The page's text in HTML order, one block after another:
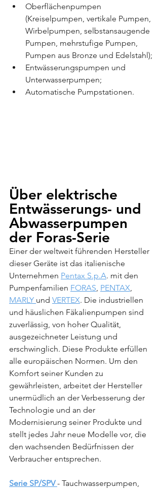
Oberflächenpumpen
(Kreiselpumpen, vertikale Pumpen,
Wirbelpumpen, selbstansaugende
Pumpen, mehrstufige Pumpen,
Pumpen aus Bronze und Edelstahl);
Entwässerungspumpen und
Unterwasserpumpen;
Automatische Pumpstationen.
Über elektrische
Entwässerungs- und
Abwasserpumpen
der Foras-Serie
Einer der weltweit führenden Hersteller
dieser Geräte ist das italienische
Unternehmen Pentax S.p.A. mit den
Pumpenfamilien FORAS, PENTAX,
MARLY und VERTEX. Die industriellen
und häuslichen Fäkalienpumpen sind
zuverlässig, von hoher Qualität,
ausgezeichneter Leistung und
erschwinglich. Diese Produkte erfüllen
alle europäischen Normen. Um den
Komfort seiner Kunden zu
gewährleisten, arbeitet der Hersteller
unermüdlich an der Verbesserung der
Technologie und an der
Modernisierung seiner Produkte und
stellt jedes Jahr neue Modelle vor, die
den wachsenden Bedürfnissen der
Verbraucher entsprechen.
Serie SP/SPV - Tauchwasserpumpen,